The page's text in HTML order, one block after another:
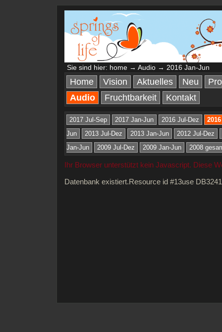
Sie sind hier: home → Audio → 2016 Jan-Jun
Home Vision Aktuelles Neu
Audio
Fruchtbarkeit Kontakt
2017 Jul-Sep 2017 Jan-Jun 2016 Jul-Dez
Jun
2013 Jul-Dez 2013 Jan-Jun
2012 Jul-Dez
Jan-Jun
2009 Jul-Dez 2009 Jan-Jun 2008
Ihr Browser unterstützt kein Javascript. Diese
Datenbank existiert.Resource id #13use